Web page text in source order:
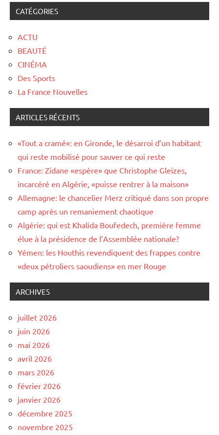
CATÉGORIES
ACTU
BEAUTÉ
CINÉMA
Des Sports
La France Nouvelles
ARTICLES RÉCENTS
«Tout a cramé»: en Gironde, le désarroi d’un habitant
qui reste mobilisé pour sauver ce qui reste
France: Zidane «espère» que Christophe Gleizes,
incarcéré en Algérie, «puisse rentrer à la maison»
Allemagne: le chancelier Merz critiqué dans son propre
camp après un remaniement chaotique
Algérie: qui est Khalida Boufedech, première femme
élue à la présidence de l’Assemblée nationale?
Yémen: les Houthis revendiquent des frappes contre
«deux pétroliers saoudiens» en mer Rouge
ARCHIVES
juillet 2026
juin 2026
mai 2026
avril 2026
mars 2026
février 2026
janvier 2026
décembre 2025
novembre 2025